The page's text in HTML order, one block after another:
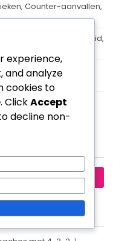
Counter-aanvallen,
Compactheid,
voor coaches,
Vleugelspel,
experience,
and analyze
cookies to
. ClickAccept
decline non-